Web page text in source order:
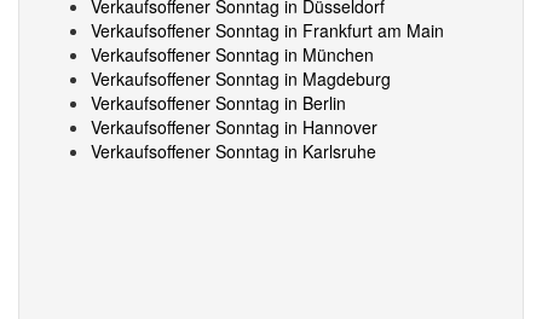
Verkaufsoffener Sonntag in Düsseldorf
Verkaufsoffener Sonntag in Frankfurt am Main
Verkaufsoffener Sonntag in München
Verkaufsoffener Sonntag in Magdeburg
Verkaufsoffener Sonntag in Berlin
Verkaufsoffener Sonntag in Hannover
Verkaufsoffener Sonntag in Karlsruhe